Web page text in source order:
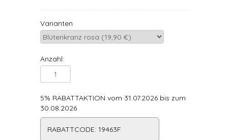
Varianten
Anzahl:
5% RABATTAKTION vom 31.07.2026 bis zum
30.08.2026
RABATTCODE: 19463F